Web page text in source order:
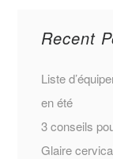
Recent
Liste
en été
3 conseils
Glaire